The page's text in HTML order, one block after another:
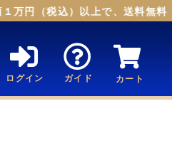
万円（税込）以上で、送料無料
ログイン ガイド カート